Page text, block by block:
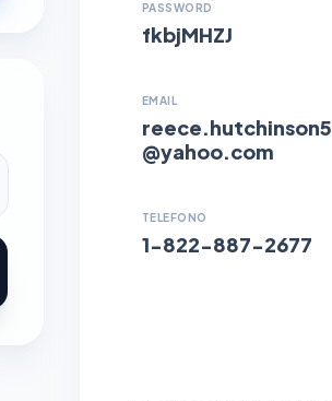
PASSWORD
fkbjMHZJ
EMAIL
reece.hutchinson5
@yahoo.com
TELEFONO
1-822-887-2677